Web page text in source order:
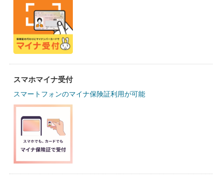
スマホマイナ受付
スマートフォンのマイナ保険証利用が可能